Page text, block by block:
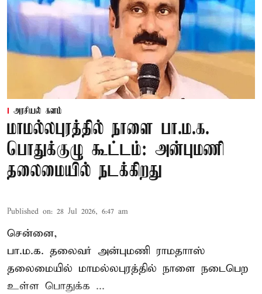
அரசியல் களம்
மாமல்லபுரத்தில் நாளை பா.ம.க.
பொதுக்குழு கூட்டம்: அன்புமணி
தலைமையில் நடக்கிறது
Published on: 28 Jul 2026, 6:47 am
சென்னை,
பா.ம.க. தலைவர் அன்புமணி ராமதாாஸ்
தலைமையில் மாமல்லபுரத்தில் நாளை நடைபெற
உள்ள பொதுக்க ...